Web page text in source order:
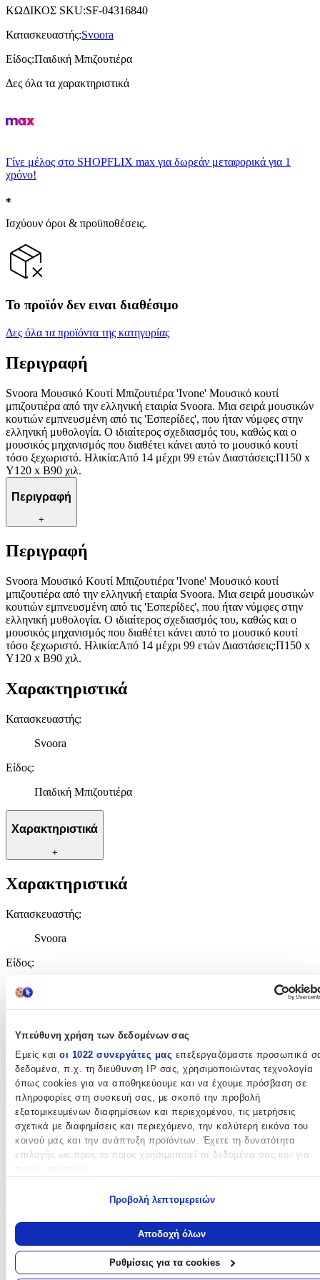
Υπεύθυνη χρήση των δεδομένων σας
Εμείς και οι 1022 συνεργάτες μας επεξεργαζόμαστε προσωπικά
δεδομένα, π.χ. τη διεύθυνση IP σας, χρησιμοποιώντας τεχνολογία
όπως cookies για να αποθηκεύουμε και να έχουμε πρόσβαση σε
πληροφορίες στη συσκευή σας, με σκοπό την προβολή
εξατομικευμένων διαφημίσεων και περιεχομένου, τις μετρήσεις
σχετικά με διαφημίσεις και περιεχόμενο, την καλύτερη εικόνα του
κοινού μας και την ανάπτυξη προϊόντων. Έχετε τη δυνατότητα
επιλογής ως προς το ποιος χρησιμοποιεί τα δεδομένα σας και για
Εάν μας επιτρέπετε, θα θέλαμε επίσης:
τοποθεσία, οι οποίες μπορεί να είναι ακριβείς σε απόσταση
Να αναγνωρίσουμε τη συσκευή σας σαρώνοντας ενεργά για
συγκεκριμένα χαρακτηριστικά (δακτυλικό αποτύπωμα)
Προβολή λεπτομερειών
Αποδοχή όλων
Ρυθμίσεις για τα cookies
ΚΩΔΙΚΟΣ SKU:SF-04316840
Κατασκευαστής:Svoora
Είδος:Παιδική Μπιζουτιέρα
Δες όλα τα χαρακτηριστικά
Γίνε μέλος στο SHOPFLIX max για δωρεάν μεταφορικά για 1
χρόνο!
Ισχύουν όροι & προϋποθέσεις.
Το προϊόν δεν ειναι διαθέσιμο
Δες όλα τα προϊόντα της κατηγορίας
Περιγραφή
Svoora Μουσικό Κουτί Μπιζουτιέρα 'Ivone' Μουσικό κουτί
μπιζουτιέρα από την ελληνική εταιρία Svoora. Μια σειρά μουσικών
κουτιών εμπνευσμένη από τις 'Εσπερίδες', που ήταν νύμφες στην
ελληνική μυθολογία. Ο ιδιαίτερος σχεδιασμός του, καθώς και ο
μουσικός μηχανισμός που διαθέτει κάνει αυτό το μουσικό κουτί
τόσο ξεχωριστό. Ηλικία:Από 14 μέχρι 99 ετών Διαστάσεις:Π150 x
Y120 x Β90 χιλ.
Περιγραφή
+
Περιγραφή
Svoora Μουσικό Κουτί Μπιζουτιέρα 'Ivone' Μουσικό κουτί
μπιζουτιέρα από την ελληνική εταιρία Svoora. Μια σειρά μουσικών
κουτιών εμπνευσμένη από τις 'Εσπερίδες', που ήταν νύμφες στην
ελληνική μυθολογία. Ο ιδιαίτερος σχεδιασμός του, καθώς και ο
μουσικός μηχανισμός που διαθέτει κάνει αυτό το μουσικό κουτί
τόσο ξεχωριστό. Ηλικία:Από 14 μέχρι 99 ετών Διαστάσεις:Π150 x
Y120 x Β90 χιλ.
Χαρακτηριστικά
Κατασκευαστής:
Svoora
Είδος:
Παιδική Μπιζουτιέρα
Χαρακτηριστικά
+
Χαρακτηριστικά
Κατασκευαστής:
Svoora
Είδος:
Προς το παρόν δεν υπάρχουν άλλες αξιολογήσεις. Όταν
προστεθούν, θα εμφανιστούν εδώ.
Πώς υπολογίζεται η βαθμολογία
Η τελική βαθμολογία βασίζεται αποκλειστικά σε κριτικές χρηστών
που έχουν πραγματοποιήσει αγορά μέσω SHOPFLIX ή έχουν
επιβεβαιώσει την αγορά τους.
Γράψου στο Νewsletter μας για νέα & προσφορές!
ΕΤΑΙΡΕΙΑ